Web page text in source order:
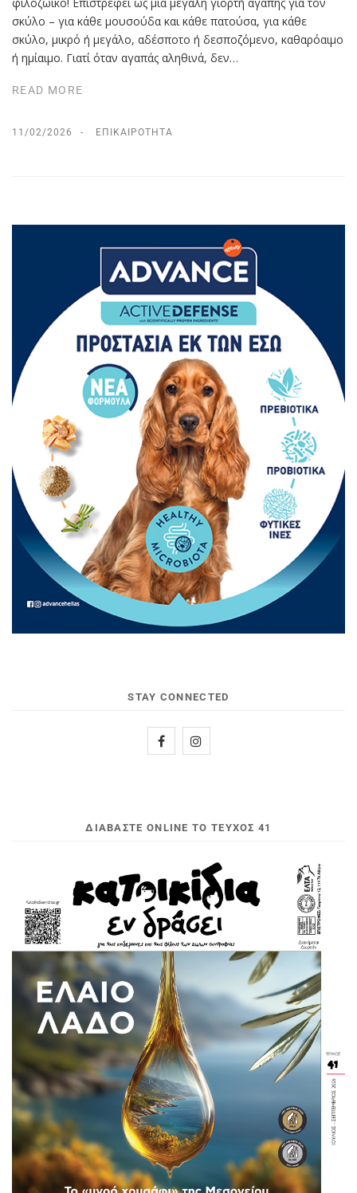
φιλοζωικό! Επιστρέφει ως μια μεγάλη γιορτή αγάπης για τον
σκύλο – για κάθε μουσούδα και κάθε πατούσα, για κάθε
σκύλο, μικρό ή μεγάλο, αδέσποτο ή δεσποζόμενο, καθαρόαιμο
ή ημίαιμο. Γιατί όταν αγαπάς αληθινά, δεν…
READ MORE
11/02/2026 ΕΠΙΚΑΙΡΌΤΗΤΑ
STAY CONNECTED
ΔΙΑΒΆΣΤΕ ONLINE ΤΟ ΤΕΎΧΟΣ 41